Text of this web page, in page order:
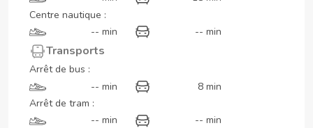
Centre nautique :
-- min
-- min
Transports
Arrêt de bus :
-- min
8 min
Arrêt de tram :
-- min
-- min